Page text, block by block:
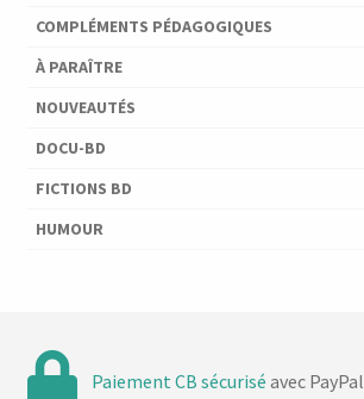
COMPLÉMENTS PÉDAGOGIQUES
À PARAÎTRE
NOUVEAUTÉS
DOCU-BD
FICTIONS BD
HUMOUR
Paiement CB sécurisé avec PayPal